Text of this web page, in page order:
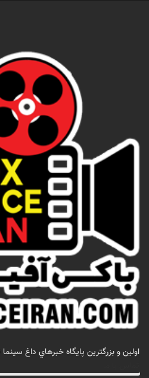
اولين و بزرگترين پايگاه خبرهاي داغ